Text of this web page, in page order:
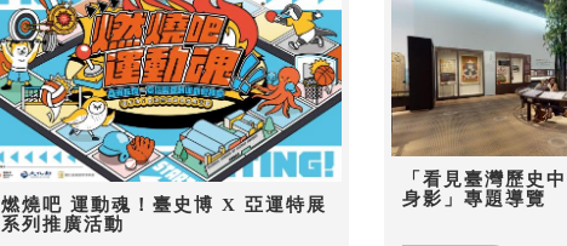
燃燒吧 運動魂！臺史博 X 亞運特展
系列推廣活動
「看見臺灣歷史
身影」專題導覽